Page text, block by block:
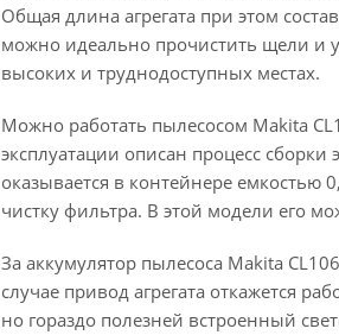
Общая длина агрегата при этом
можно идеально прочистить щели и
высоких и труднодоступных местах.
Можно работать пылесосом Makita
эксплуатации описан процесс
оказывается в контейнере емкостью
чистку фильтра. В этой модели его
За аккумулятор пылесоса Makita
случае привод агрегата откажется
но гораздо полезней встроенный